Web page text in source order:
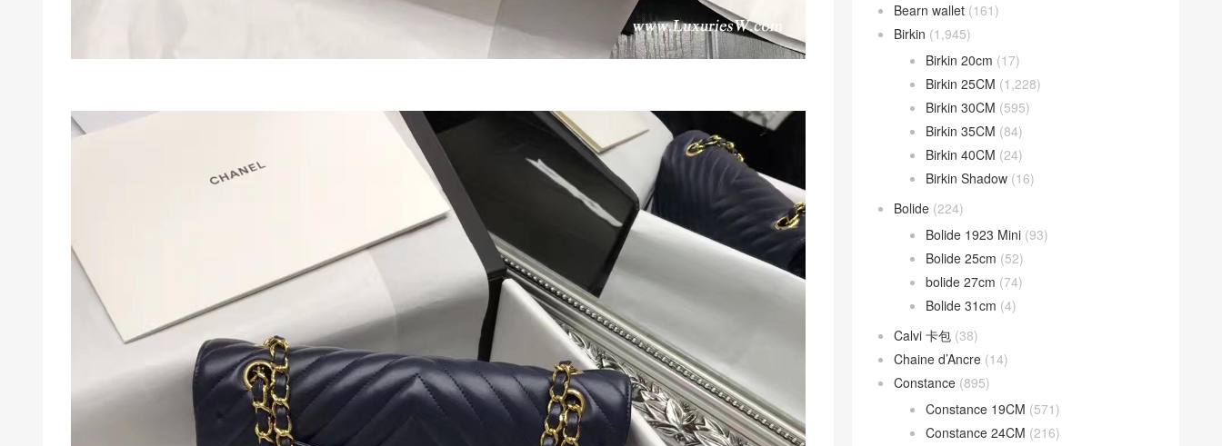
Bearn wallet (161)
Birkin (1,945)
Birkin 20cm (17)
Birkin 25CM (1,228)
Birkin 30CM (595)
Birkin 35CM (84)
Birkin 40CM (24)
Birkin Shadow (16)
Bolide (224)
Bolide 1923 Mini (93)
Bolide 25cm (52)
bolide 27cm (74)
Bolide 31cm (4)
Calvi 卡包 (38)
Chaine d’Ancre (14)
Constance (895)
Constance 19CM (571)
Constance 24CM (216)